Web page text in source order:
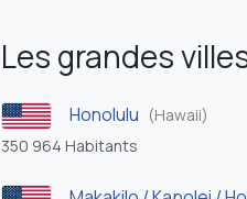
Les grandes
Honolulu (Hawaii)
350 964 Habitants